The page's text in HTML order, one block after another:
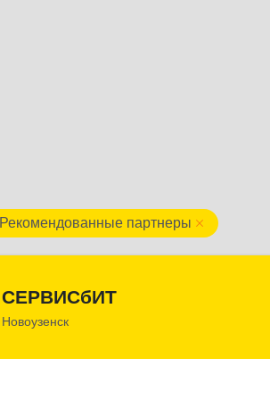
Рекомендованные партнеры
СЕРВИСбИТ
Новоузенск